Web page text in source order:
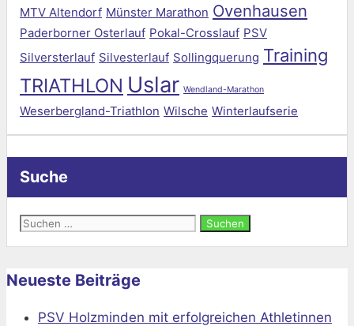
MTV Altendorf Münster Marathon Ovenhausen
Paderborner Osterlauf Pokal-Crosslauf PSV
Silversterlauf Silvesterlauf Sollingquerung Training
TRIATHLON Uslar Wendland-Marathon
Weserbergland-Triathlon Wilsche Winterlaufserie
Suche
Suchen
Neueste Beiträge
PSV Holzminden mit erfolgreichen Athletinnen